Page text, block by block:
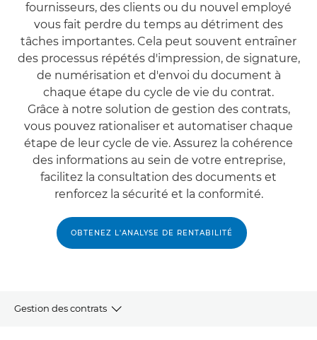
fournisseurs, des clients ou du nouvel employé
vous fait perdre du temps au détriment des
tâches importantes. Cela peut souvent entraîner
des processus répétés d'impression, de signature,
de numérisation et d'envoi du document à
chaque étape du cycle de vie du contrat.
Grâce à notre solution de gestion des contrats,
vous pouvez rationaliser et automatiser chaque
étape de leur cycle de vie. Assurez la cohérence
des informations au sein de votre entreprise,
facilitez la consultation des documents et
renforcez la sécurité et la conformité.
OBTENEZ L'ANALYSE DE RENTABILITÉ
Gestion des contrats